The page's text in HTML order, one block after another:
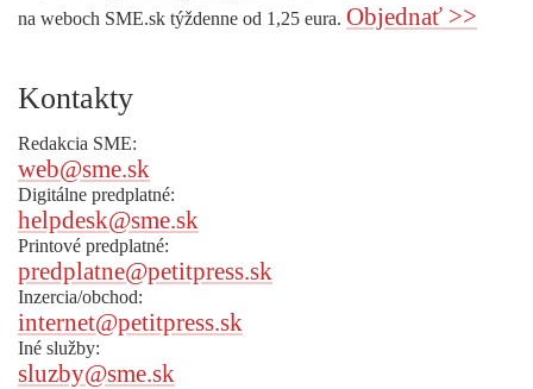
na weboch SME.sk týždenne od 1,25 eura. Objednať >>
Kontakty
Redakcia SME:
web@sme.sk
Digitálne predplatné:
helpdesk@sme.sk
Printové predplatné:
predplatne@petitpress.sk
Inzercia/obchod:
internet@petitpress.sk
Iné služby:
sluzby@sme.sk